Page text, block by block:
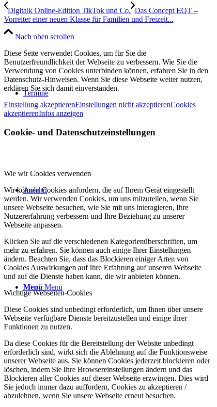
Termine
Anfahrt
Menü Menü
Digitalk Online-Edition TikTok und Co. Das Concept EQT –
Vorreiter einer neuen Klasse für Familien und Freizeit...
Nach oben scrollen
Diese Seite verwendet Cookies, um für Sie die
Benutzerfreundlichkeit der Webseite zu verbessern. Wie Sie die
Verwendung von Cookies unterbinden können, erfahren Sie in den
Datenschutz-Hinweisen. Wenn Sie diese Webseite weiter nutzen,
erklären Sie sich damit einverstanden.
Einstellung akzeptierenEinstellungen nicht akzeptierenCookies
akzeptierenInfos anzeigen
Cookie- und Datenschutzeinstellungen
Wie wir Cookies verwenden
Wir können Cookies anfordern, die auf Ihrem Gerät eingestellt
werden. Wir verwenden Cookies, um uns mitzuteilen, wenn Sie
unsere Webseite besuchen, wie Sie mit uns interagieren, Ihre
Nutzererfahrung verbessern und Ihre Beziehung zu unserer
Webseite anpassen.
Klicken Sie auf die verschiedenen Kategorienüberschriften, um
mehr zu erfahren. Sie können auch einige Ihrer Einstellungen
ändern. Beachten Sie, dass das Blockieren einiger Arten von
Cookies Auswirkungen auf Ihre Erfahrung auf unseren Webseite
und auf die Dienste haben kann, die wir anbieten können.
Wichtige Webseiten-Cookies
Diese Cookies sind unbedingt erforderlich, um Ihnen über unsere
Webseite verfügbare Dienste bereitzustellen und einige ihrer
Funktionen zu nutzen.
Da diese Cookies für die Bereitstellung der Website unbedingt
erforderlich sind, wirkt sich die Ablehnung auf die Funktionsweise
unserer Webseite aus. Sie können Cookies jederzeit blockieren oder
löschen, indem Sie Ihre Browsereinstellungen ändern und das
Blockieren aller Cookies auf dieser Webseite erzwingen. Dies wird
Sie jedoch immer dazu auffordern, Cookies zu akzeptieren /
abzulehnen, wenn Sie unsere Webseite erneut besuchen.